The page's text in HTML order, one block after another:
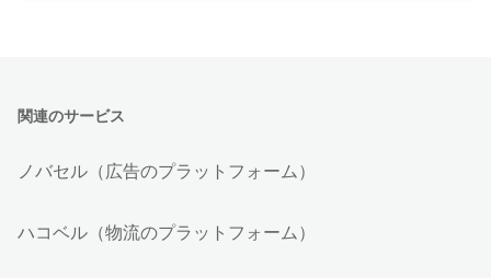
関連のサービス
ノバセル（広告のプラットフォーム）
ハコベル（物流のプラットフォーム）